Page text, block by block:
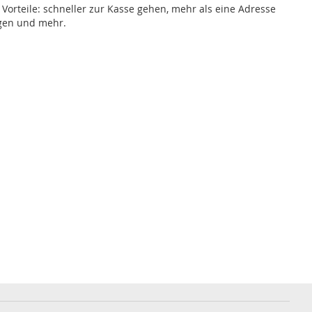
schneller zur Kasse gehen, mehr als eine Adresse
und mehr.